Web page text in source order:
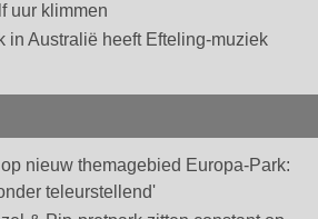
uur klimmen
in Australië heeft Efteling-muziek
nieuw themagebied Europa-Park:
teleurstellend'